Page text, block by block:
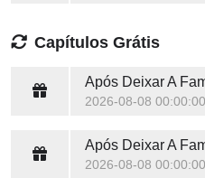
Capítulos Grátis
2026-08-08 00:00:00
2026-08-08 00:00:00